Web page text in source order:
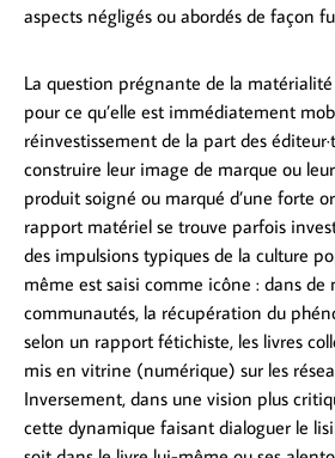
aspects négligés ou abordés de façon
La question prégnante de la
pour ce qu’elle est immédiatement
réinvestissement de la part des
construire leur image de marque ou
produit soigné ou marqué d’une forte
rapport matériel se trouve parfois
des impulsions typiques de la culture
même est saisi comme icône : dans de
communautés, la récupération du
selon un rapport fétichiste, les livres
mis en vitrine (numérique) sur les
Inversement, dans une vision plus
cette dynamique faisant dialoguer le